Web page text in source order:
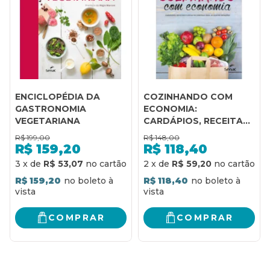
ENCICLOPÉDIA DA
GASTRONOMIA
VEGETARIANA
R$ 199,00
R$ 159,20
3 x de R$ 53,07
R$ 159,20
COMPRAR
COZINHANDO COM
ECONOMIA:
CARDÁPIOS, RECEITAS
E LISTAS DE COMPRAS
PARA AS QUATRO
ESTAÇÕES
R$ 148,00
R$ 118,40
2 x de R$ 59,20
R$ 118,40
COMPRAR